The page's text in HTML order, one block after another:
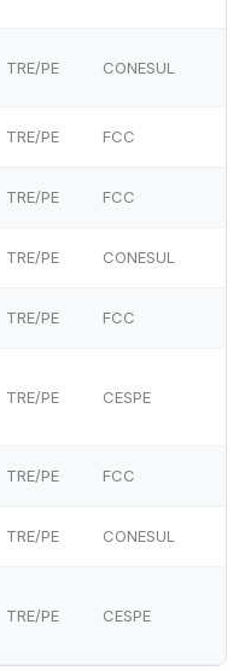
TRE/PE CONESUL
TRE/PE FCC
TRE/PE FCC
TRE/PE CONESUL
TRE/PE FCC
TRE/PE CESPE
TRE/PE FCC
TRE/PE CONESUL
TRE/PE CESPE